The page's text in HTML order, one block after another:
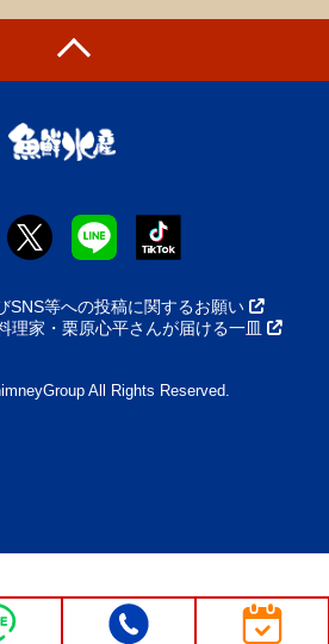
SNS等への投稿に関するお願い
理家・栗原心平さんが届ける一皿
All Rights Reserved.